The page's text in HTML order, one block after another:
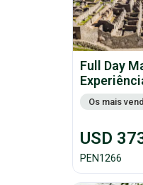
Full Day
Os mais
USD
PEN1266